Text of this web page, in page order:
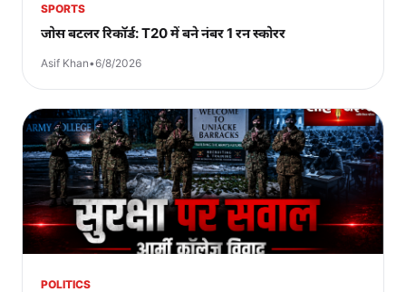
SPORTS
जोस बटलर रिकॉर्ड: T20 में बने नंबर 1 रन स्कोरर
Asif Khan•6/8/2026
POLITICS